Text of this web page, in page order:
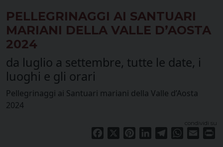
PELLEGRINAGGI AI SANTUARI
MARIANI DELLA VALLE D’AOSTA
2024
da luglio a settembre, tutte le date, i
luoghi e gli orari
Pellegrinaggi ai Santuari mariani della Valle d’Aosta
2024
condividi su
Facebook PinterestLinkedInTelegramWhatsApp
Email